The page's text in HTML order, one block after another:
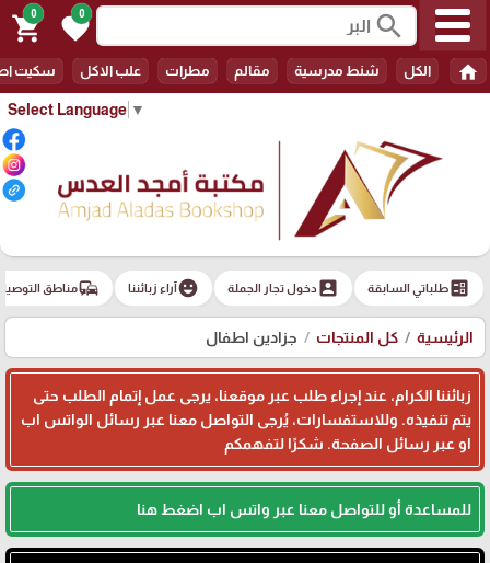
Select Language ▼
search
0
favorite
0
shopping_cart
home الكل شنط مدرسية مقالم مطرات علب الاكل سكيت
ballotطلباتي السابقة account_boxدخول تجار الجملة emoji_emotionsآراء زبائننا commuteمناطق
الرئيسية كل المنتجات جزادين اطفال
زبائننا الكرام، عند إجراء طلب عبر موقعنا، يرجى عمل إتمام الطلب حتى
يتم تنفيذه. وللاستفسارات، يُرجى التواصل معنا عبر رسائل الواتس اب
او عبر رسائل الصفحة. شكرًا لتفهمكم
للمساعدة أو للتواصل معنا عبر واتس اب اضغط هنا